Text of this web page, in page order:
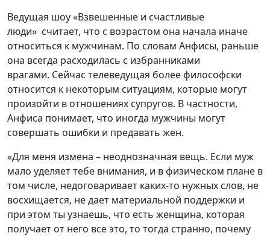
Ведущая шоу «Взвешенные и счастливые
люди» считает, что с возрастом она начала иначе
относиться к мужчинам. По словам Анфисы, раньше
она всегда расходилась с избранниками
врагами. Сейчас телеведущая более философски
относится к некоторым ситуациям, которые могут
произойти в отношениях супругов. В частности,
Анфиса понимает, что иногда мужчины могут
совершать ошибки и предавать жен.
«Для меня измена – неоднозначная вещь. Если муж
мало уделяет тебе внимания, и в физическом плане в
том числе, недоговаривает каких-то нужных слов, не
восхищается, не дает материальной поддержки и
при этом ты узнаешь, что есть женщина, которая
получает от него все это, то тогда странно, почему